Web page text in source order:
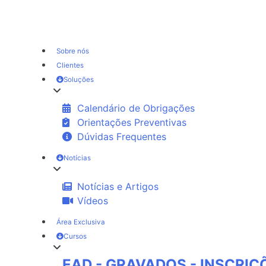
Sobre nós
Clientes
Soluções
Calendário de Obrigações
Orientações Preventivas
Dúvidas Frequentes
Notícias
Notícias e Artigos
Vídeos
Área Exclusiva
Cursos